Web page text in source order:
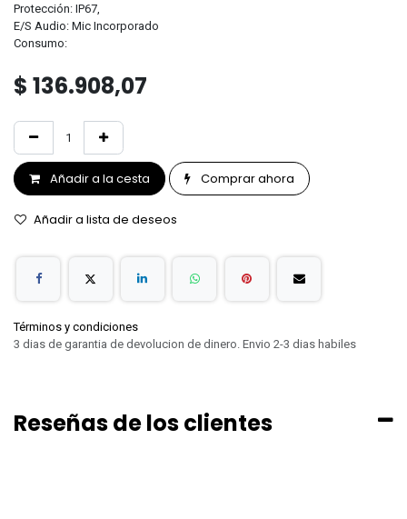
Protección: IP67,
E/S Audio: Mic Incorporado
Consumo:
$ 136.908,07
Añadir a la cesta Comprar ahora
Añadir a lista de deseos
Términos y condiciones
3 dias de garantia de devolucion de dinero. Envio 2-3 dias habiles
Reseñas de los clientes